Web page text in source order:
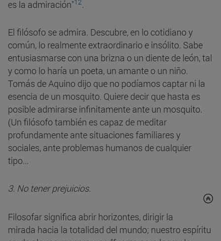
es la admiración"12.
El filósofo se admira. Descubre, en lo cotidiano y
común, lo realmente extraordinario e insólito. Sabe
entusiasmarse con una brizna o un diente de león, tal
y como lo haría un poeta, un amante o un niño.
Tomás de Aquino dijo que no podíamos captar ni la
esencia de un mosquito. Quiere decir que hasta es
posible admirarse infinitamente ante un mosquito.
(Un filósofo también es capaz de meditar
profundamente ante situaciones familiares y
sociales, ante problemas humanos de cualquier
tipo...
3. No tener prejuicios.
Filosofar significa abrir horizontes, dirigir la
mirada hacia la totalidad del mundo; nuestro espíritu